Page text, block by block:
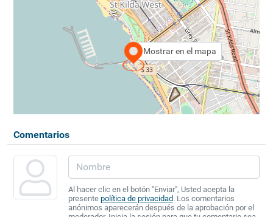
Mostrar en el mapa
Comentarios
Al hacer clic en el botón "Enviar", Usted acepta la
presente política de privacidad. Los comentarios
anónimos aparecerán después de la aprobación por el